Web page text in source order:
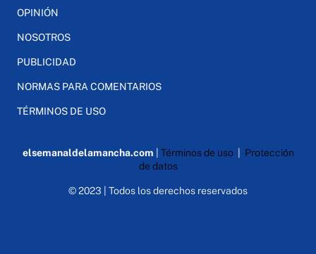
OPINIÓN
NOSOTROS
PUBLICIDAD
NORMAS PARA COMENTARIOS
TÉRMINOS DE USO
elsemanaldelamancha.com Términos de uso| Protección
de datos
© 2023 | Todos los derechos reservados